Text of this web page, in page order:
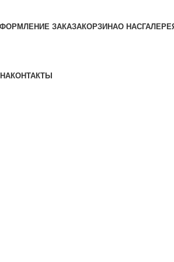
ЗАКАЗАКОРЗИНАО НАС
КОНТАКТЫ